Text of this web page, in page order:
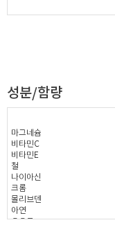
성분/함량
마그네슘
비타민C
비타민E
철
나이아신
크롬
몰리브덴
아연
요오드